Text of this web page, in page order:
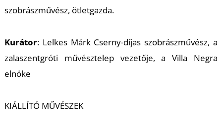
szobrászművész, ötletgazda.
Kurátor: Lelkes Márk Cserny-díjas szobrászművész, a
zalaszentgróti művésztelep vezetője, a Villa Negra
elnöke
KIÁLLÍTÓ MŰVÉSZEK